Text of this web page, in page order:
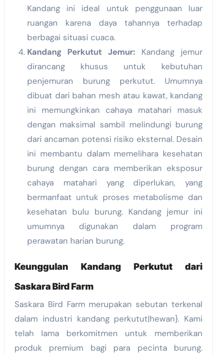
Kandang ini ideal untuk penggunaan luar
ruangan karena daya tahannya terhadap
berbagai situasi cuaca.
Kandang Perkutut Jemur:Kandang jemur
dirancang khusus untuk kebutuhan
penjemuran burung perkutut. Umumnya
dibuat dari bahan mesh atau kawat, kandang
ini memungkinkan cahaya matahari masuk
dengan maksimal sambil melindungi burung
dari ancaman potensi risiko eksternal. Desain
ini membantu dalam memelihara kesehatan
burung dengan cara memberikan eksposur
cahaya matahari yang diperlukan, yang
bermanfaat untuk proses metabolisme dan
kesehatan bulu burung. Kandang jemur ini
umumnya digunakan dalam program
perawatan harian burung.
Keunggulan Kandang Perkutut dari
Saskara Bird Farm
Saskara Bird Farm merupakan sebutan terkenal
dalam industri kandang perkutut|hewan}. Kami
telah lama berkomitmen untuk memberikan
produk premium bagi para pecinta burung.